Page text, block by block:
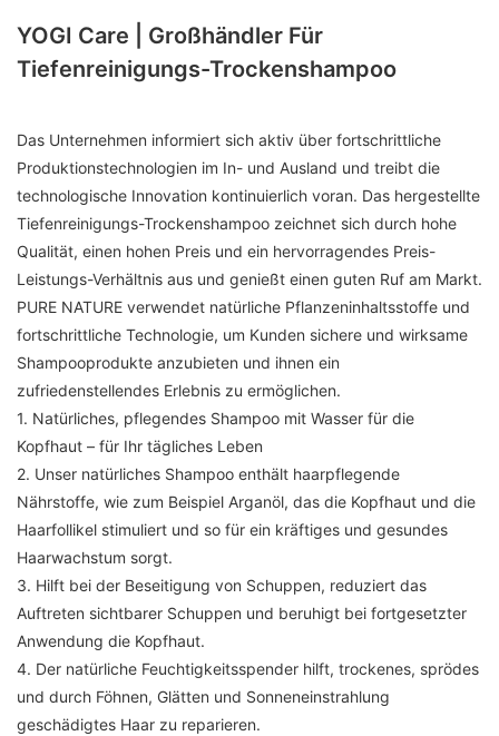
YOGI Care | Großhändler Für
Tiefenreinigungs-Trockenshampoo
Das Unternehmen informiert sich aktiv über fortschrittliche
Produktionstechnologien im In- und Ausland und treibt die
technologische Innovation kontinuierlich voran. Das hergestellte
Tiefenreinigungs-Trockenshampoo zeichnet sich durch hohe
Qualität, einen hohen Preis und ein hervorragendes Preis-
Leistungs-Verhältnis aus und genießt einen guten Ruf am Markt.
PURE NATURE verwendet natürliche Pflanzeninhaltsstoffe und
fortschrittliche Technologie, um Kunden sichere und wirksame
Shampooprodukte anzubieten und ihnen ein
zufriedenstellendes Erlebnis zu ermöglichen.
1. Natürliches, pflegendes Shampoo mit Wasser für die
Kopfhaut – für Ihr tägliches Leben
2. Unser natürliches Shampoo enthält haarpflegende
Nährstoffe, wie zum Beispiel Arganöl, das die Kopfhaut und die
Haarfollikel stimuliert und so für ein kräftiges und gesundes
Haarwachstum sorgt.
3. Hilft bei der Beseitigung von Schuppen, reduziert das
Auftreten sichtbarer Schuppen und beruhigt bei fortgesetzter
Anwendung die Kopfhaut.
4. Der natürliche Feuchtigkeitsspender hilft, trockenes, sprödes
und durch Föhnen, Glätten und Sonneneinstrahlung
geschädigtes Haar zu reparieren.